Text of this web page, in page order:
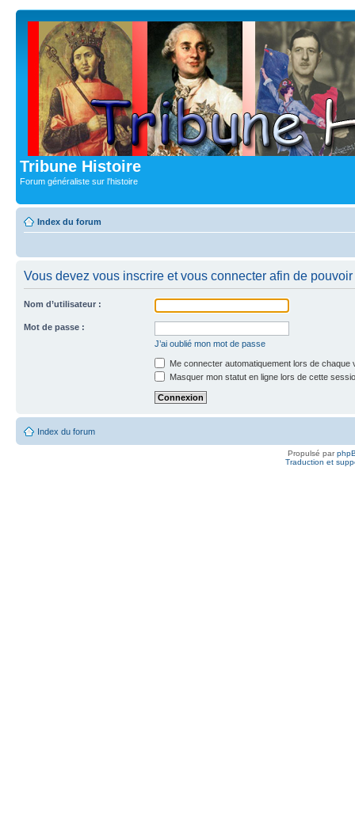
Tribune Histoire
Forum généraliste sur l'histoire
Index du forum
Vous devez vous inscrire et vous connecter afin de
Nom d’utilisateur :
Mot de passe :
J’ai oublié mon mot de passe
Me connecter automatiquement lors de chaque
Masquer mon statut en ligne lors de cette
Index du forum
Propulsé par
Traduction et